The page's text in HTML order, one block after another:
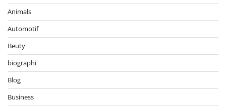
Animals
Automotif
Beuty
biographi
Blog
Business